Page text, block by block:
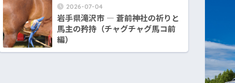
2026-07-04
岩手県滝沢市 ― 蒼前神社の祈りと
馬主の矜持（チャグチャグ馬コ前
編）